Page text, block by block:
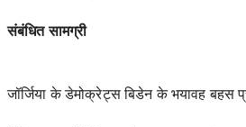
संबंधित सामग्री
जॉर्जिया के डेमोक्रेट्स बिडेन के भयावह बहस